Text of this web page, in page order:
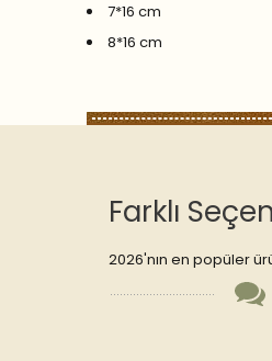
7*16 cm
8*16 cm
Farklı
2026'nın en popüler